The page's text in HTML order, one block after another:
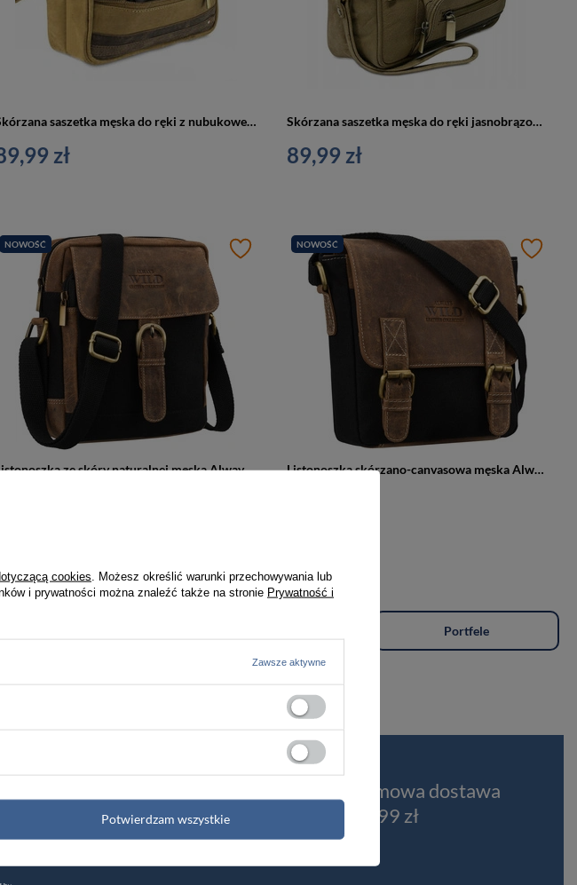
Skórzana saszetka męska do ręki z nubukowej skóry, ze smyczką — Always Wild S3-2-R
zł
Skórzana saszetka męska do ręki jasnobrązowa - Always Wild S2-2-R
89,99 zł
NOWOŚĆ
Listonoszka ze skóry naturalnej męska Always Wild AW-S02-MHC crossbody czarno-brązowa
NOWOŚĆ
Listonoszka skórzano-canvasowa męska Always Wild AW-S22-MHC crossbody czarno-brązowa
Portfele
Darmowa dostawa
od 399 zł
cookies . Możesz określić warunki przechowywania lub
i prywatności można znaleźć także na stronie Prywatność i
Zawsze aktywne
Potwierdzam wszystkie